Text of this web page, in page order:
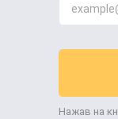
Нажав на